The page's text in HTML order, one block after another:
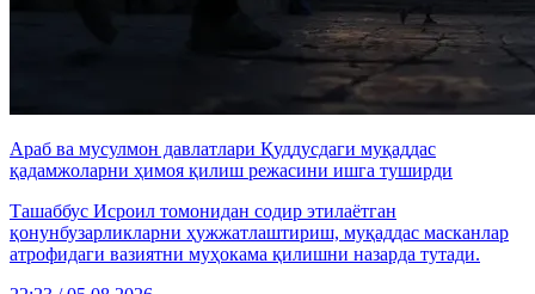
Араб ва мусулмон давлатлари Қуддусдаги муқаддас
қадамжоларни ҳимоя қилиш режасини ишга туширди
Ташаббус Исроил томонидан содир этилаётган
қонунбузарликларни ҳужжатлаштириш, муқаддас масканлар
атрофидаги вазиятни муҳокама қилишни назарда тутади.